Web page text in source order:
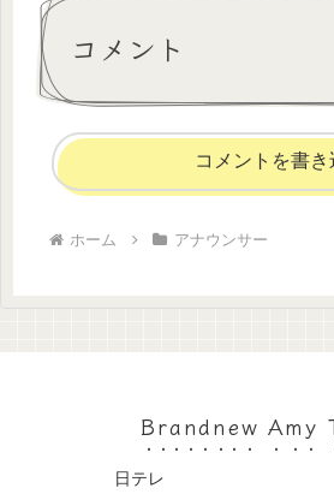
コメント
コメントを書き
ホーム アナウンサー
Brandnew Amy
日テレ